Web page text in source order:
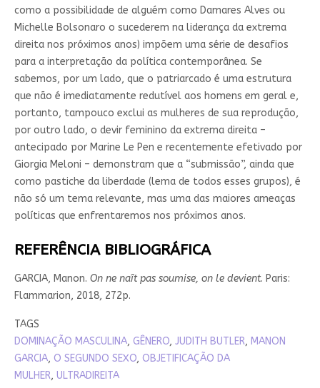
como a possibilidade de alguém como Damares Alves ou
Michelle Bolsonaro o sucederem na liderança da extrema
direita nos próximos anos) impõem uma série de desafios
para a interpretação da política contemporânea. Se
sabemos, por um lado, que o patriarcado é uma estrutura
que não é imediatamente redutível aos homens em geral e,
portanto, tampouco exclui as mulheres de sua reprodução,
por outro lado, o devir feminino da extrema direita –
antecipado por Marine Le Pen e recentemente efetivado por
Giorgia Meloni – demonstram que a “submissão”, ainda que
como pastiche da liberdade (lema de todos esses grupos), é
não só um tema relevante, mas uma das maiores ameaças
políticas que enfrentaremos nos próximos anos.
REFERÊNCIA BIBLIOGRÁFICA
GARCIA, Manon. On ne naît pas soumise, on le devient. Paris:
Flammarion, 2018, 272p.
TAGS
DOMINAÇÃO MASCULINA, GÊNERO, JUDITH BUTLER, MANON
GARCIA, O SEGUNDO SEXO, OBJETIFICAÇÃO DA
MULHER, ULTRADIREITA